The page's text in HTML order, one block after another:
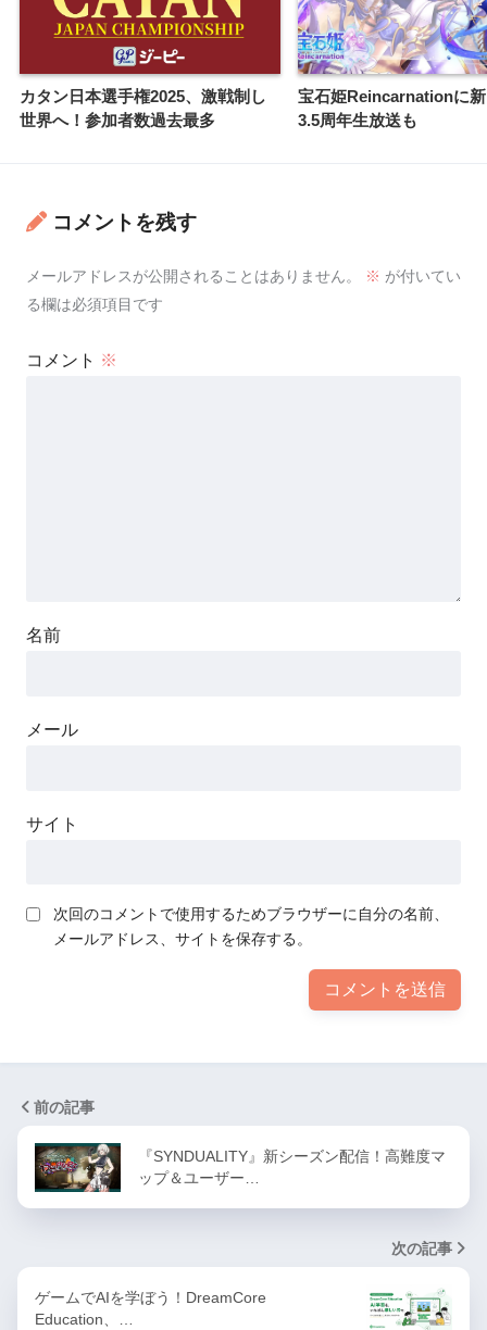
カタン日本選手権2025、激戦制し
世界へ！参加者数過去最多
宝石姫Reincarnationに
3.5周年生放送も
コメントを残す
メールアドレスが公開されることはありません。 ※ が付いてい
る欄は必須項目です
コメント ※
名前
メール
サイト
次回のコメントで使用するためブラウザーに自分の名前、
メールアドレス、サイトを保存する。
前の記事
『SYNDUALITY』新シーズン配信！高難度マ
ップ＆ユーザー…
次の記事
ゲームでAIを学ぼう！DreamCore
Education、…